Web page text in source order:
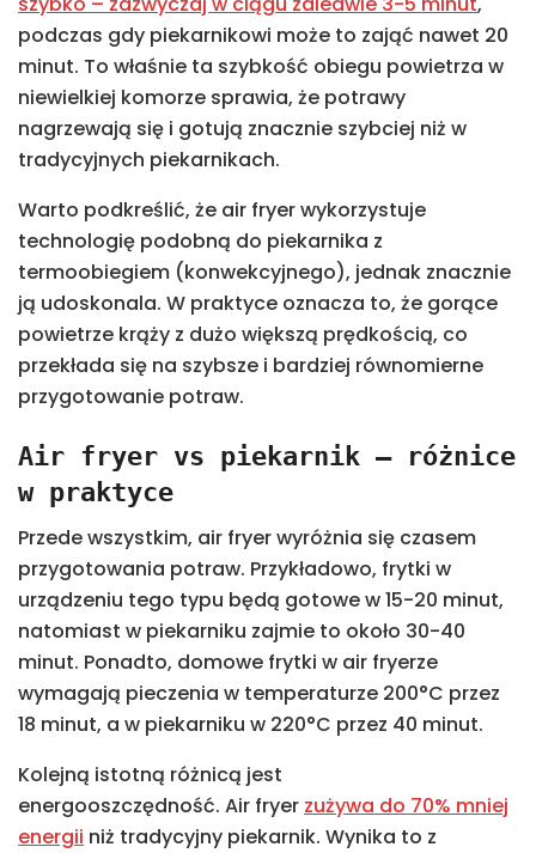
podczas gdy piekarnikowi może to zająć nawet 20
minut. To właśnie ta szybkość obiegu powietrza w
niewielkiej komorze sprawia, że potrawy
nagrzewają się i gotują znacznie szybciej niż w
tradycyjnych piekarnikach.
Warto podkreślić, że air fryer wykorzystuje
technologię podobną do piekarnika z
termoobiegiem (konwekcyjnego), jednak znacznie
ją udoskonala. W praktyce oznacza to, że gorące
powietrze krąży z dużo większą prędkością, co
przekłada się na szybsze i bardziej równomierne
przygotowanie potraw.
Air fryer vs piekarnik – różnice
w praktyce
Przede wszystkim, air fryer wyróżnia się czasem
przygotowania potraw. Przykładowo, frytki w
urządzeniu tego typu będą gotowe w 15-20 minut,
natomiast w piekarniku zajmie to około 30-40
minut. Ponadto, domowe frytki w air fryerze
wymagają pieczenia w temperaturze 200°C przez
18 minut, a w piekarniku w 220°C przez 40 minut.
Kolejną istotną różnicą jest
energooszczędność. Air fryer zużywa do 70% mniej
energii niż tradycyjny piekarnik. Wynika to z